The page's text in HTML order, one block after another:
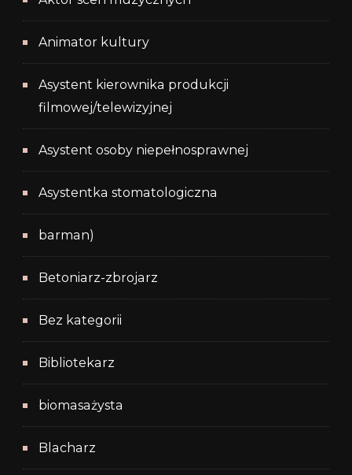
Animator kultury
Asystent kierownika produkcji
filmowej/telewizyjnej
Asystent osoby niepełnosprawnej
Asystentka stomatologiczna
barman)
Betoniarz-zbrojarz
Bez kategorii
Bibliotekarz
biomasażysta
Blacharz